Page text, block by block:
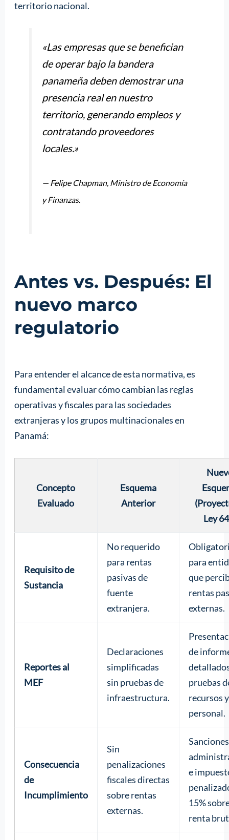
territorio nacional.
«Las empresas que se benefician
de operar bajo la bandera
panameña deben demostrar una
presencia real en nuestro
territorio, generando empleos y
contratando proveedores
locales.»
— Felipe Chapman, Ministro de Economía
y Finanzas.
Antes vs. Después: El
nuevo marco
regulatorio
Para entender el alcance de esta normativa, es
fundamental evaluar cómo cambian las reglas
operativas y fiscales para las sociedades
extranjeras y los grupos multinacionales en
Panamá:
Concepto
Evaluado
Esquema
Anterior
Ley
Requisito de
Sustancia
No requerido
para rentas
pasivas de
fuente
extranjera.
para
que
rentas
externas.
Reportes al
MEF
Declaraciones
simplificadas
sin pruebas de
infraestructura.
de
pruebas
recursos y
personal.
Consecuencia
de
Incumplimiento
Sin
penalizaciones
fiscales directas
sobre rentas
externas.
Sanciones
e
15%
renta